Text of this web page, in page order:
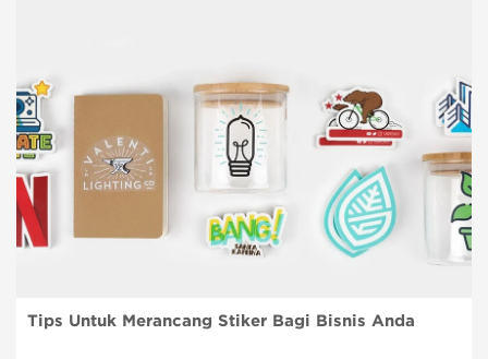
Tips Untuk Merancang Stiker Bagi Bisnis Anda